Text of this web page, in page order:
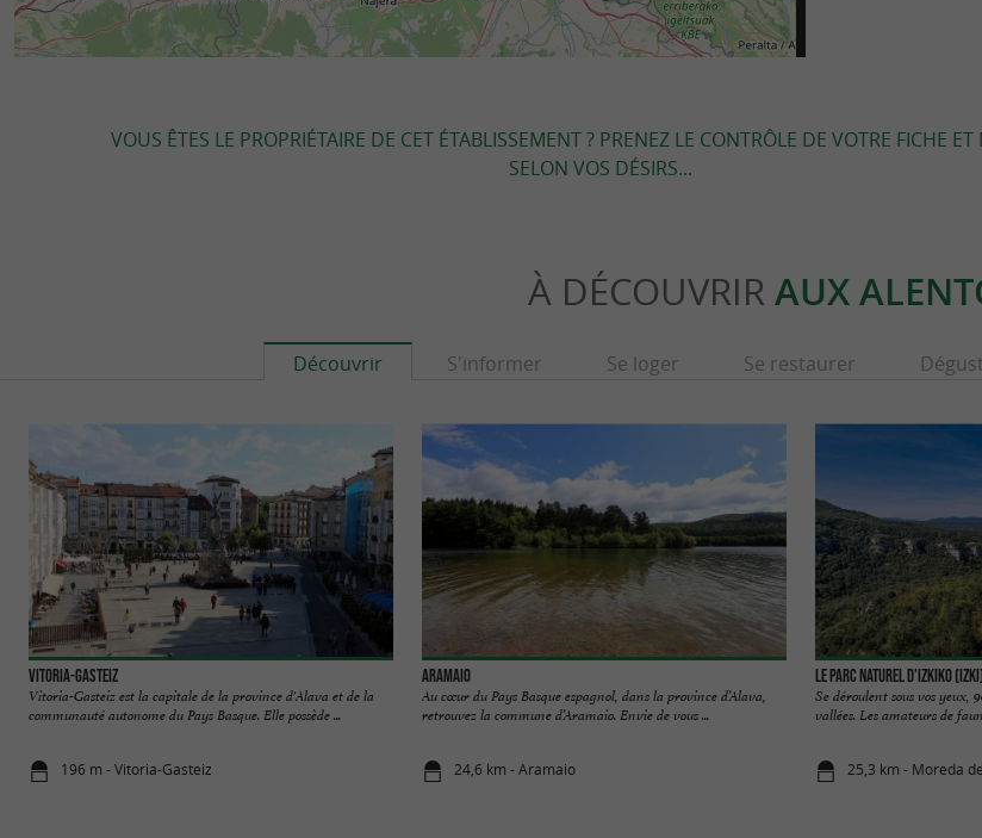
VOUS ÊTES LE PROPRIÉTAIRE DE CET ÉTABLISSEMENT ? PRENEZ LE CONTRÔLE DE VOTRE FICHE
SELON VOS DÉSIRS...
À DÉCOUVRIR AUX
Découvrir S'informer Se loger Se restaurer
Vitoria-Gasteiz
Vitoria-Gasteiz est la capitale de la province d'Alava et de la
communauté autonome du Pays Basque. Elle possède ...
196 m - Vitoria-Gasteiz
Aramaio
Au cœur du Pays Basque espagnol, dans la province d’Alava,
retrouvez la commune d’Aramaio. Envie de vous ...
24,6 km - Aramaio
Le Parc Naturel d’Izkiko
Se déroulent sous vos yeux,
vallées. Les amateurs de
25,3 km - Moreda